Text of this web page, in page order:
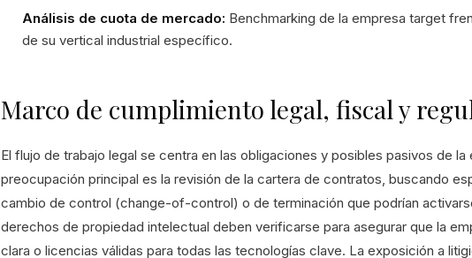
Análisis de cuota de mercado: Benchmarking de la empresa target
de su vertical industrial específico.
Marco de cumplimiento legal, fiscal y
El flujo de trabajo legal se centra en las obligaciones y posibles pasivos de la
preocupación principal es la revisión de la cartera de contratos, buscando
cambio de control (change-of-control) o de terminación que podrían
derechos de propiedad intelectual deben verificarse para asegurar que la
clara o licencias válidas para todas las tecnologías clave. La exposición a